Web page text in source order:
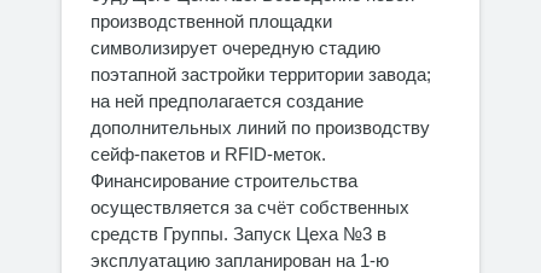
производственной площадки
символизирует очередную стадию
поэтапной застройки территории завода;
на ней предполагается создание
дополнительных линий по производству
сейф-пакетов и RFID-меток.
Финансирование строительства
осуществляется за счёт собственных
средств Группы. Запуск Цеха №3 в
эксплуатацию запланирован на 1-ю